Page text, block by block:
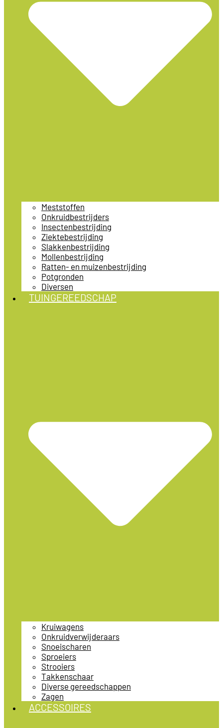
Meststoffen
Onkruidbestrijders
Insectenbestrijding
Ziektebestrijding
Slakkenbestrijding
Mollenbestrijding
Ratten- en muizenbestrijding
Potgronden
Diversen
TUINGEREEDSCHAP
Kruiwagens
Onkruidverwijderaars
Snoeischaren
Sproeiers
Strooiers
Takkenschaar
Diverse gereedschappen
Zagen
ACCESSOIRES